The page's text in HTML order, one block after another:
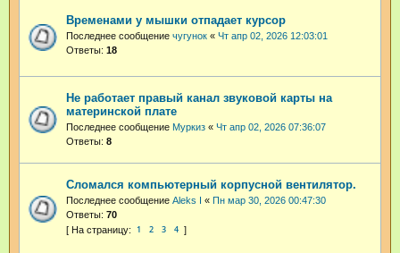
Временами у мышки отпадает курсор
Последнее сообщение чугунок « Чт апр 02, 2026 12:03:01
Ответы: 18
Не работает правый канал звуковой карты на
материнской плате
Последнее сообщение Муркиз « Чт апр 02, 2026 07:36:07
Ответы: 8
Сломался компьютерный корпусной вентилятор.
Последнее сообщение Aleks I « Пн мар 30, 2026 00:47:30
Ответы: 70
1 2 3 4